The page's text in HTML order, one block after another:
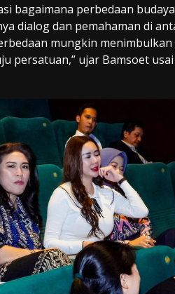
bagaimana perbedaan
dialog dan pemahaman di
mungkin
persatuan,” ujar Bamsoet